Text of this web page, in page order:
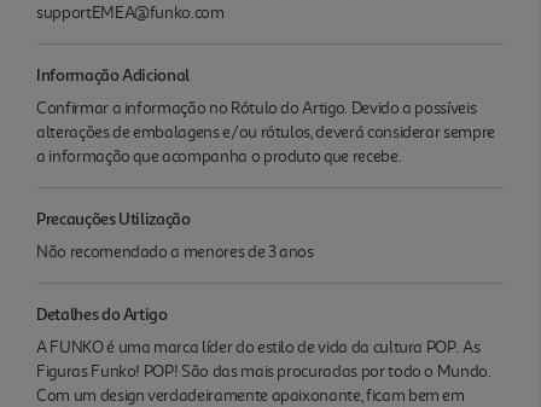
supportEMEA@funko.com
Informação Adicional
Confirmar a informação no Rótulo do Artigo. Devido a possíveis
alterações de embalagens e/ou rótulos, deverá considerar sempre
a informação que acompanha o produto que recebe.
Precauções Utilização
Não recomendado a menores de 3 anos
Detalhes do Artigo
A FUNKO é uma marca líder do estilo de vida da cultura POP. As
Figuras Funko! POP! São das mais procuradas por todo o Mundo.
Com um design verdadeiramente apaixonante, ficam bem em